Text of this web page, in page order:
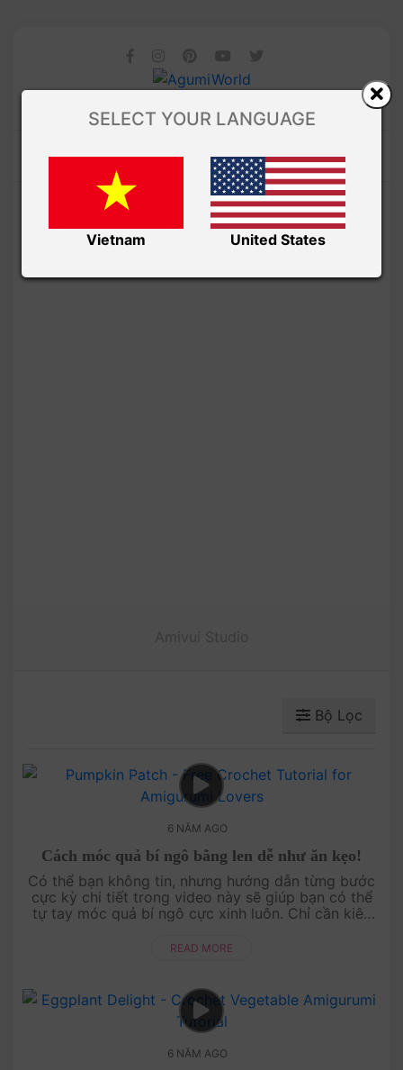
Bộ Lọc
6 NĂM AGO
Cách móc quả bí ngô bằng len dễ như ăn kẹo!
Có thể bạn không tin, nhưng hướng dẫn từng bước
cực kỳ chi tiết trong video này sẽ giúp bạn có thể
tự tay móc quả bí ngô cực xinh luôn. Chỉ cần kiên
READ MORE
6 NĂM AGO
SELECT YOUR LANGUAGE
Vietnam United States